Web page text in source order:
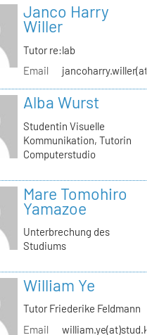
Janco Harry
Willer
Tutor re:lab
Email
Alba Wurst
Studentin Visuelle
Kommunikation, Tutorin
Computerstudio
Mare Tomohiro
Yamazoe
Unterbrechung des
Studiums
William Ye
Tutor Friederike Feldmann
Email